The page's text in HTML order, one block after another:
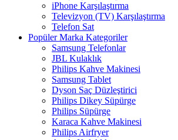
iPhone Karşılaştırma
Televizyon (TV) Karşılaştırma
Telefon Sat
Popüler Marka Kategoriler
Samsung Telefonlar
JBL Kulaklık
Philips Kahve Makinesi
Samsung Tablet
Dyson Saç Düzleştirici
Philips Dikey Süpürge
Philips Süpürge
Karaca Kahve Makinesi
Philips Airfryer